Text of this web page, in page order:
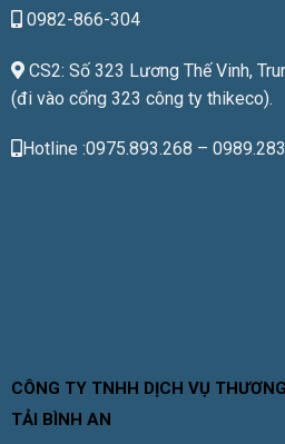
0982-866-304
CS2: Số 323 Lương Thế Vinh,
(đi vào cổng 323 công ty thikeco).
Hotline :0975.893.268 –
CÔNG TY TNHH DỊCH VỤ
TẢI BÌNH AN